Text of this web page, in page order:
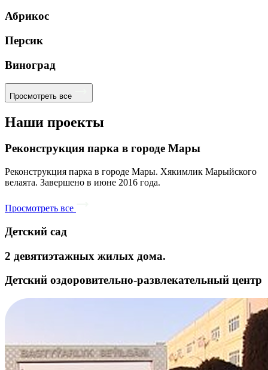
Абрикос
Персик
Виноград
Просмотреть все
Наши проекты
Реконструкция парка в городе Мары
Реконструкция парка в городе Мары. Хякимлик Марыйского
велаята. Завершено в июне 2016 года.
Просмотреть все
Детский сад
2 девятиэтажных жилых дома.
Детский оздоровительно-развлекательный центр